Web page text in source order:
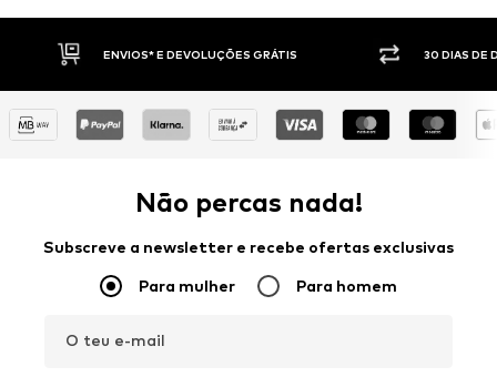
30 DIAS DE DIREITO DE DEVOLUÇÃO
Não percas nada!
Subscreve a newsletter e recebe ofertas exclusivas
Para mulher Para homem
O teu e-mail